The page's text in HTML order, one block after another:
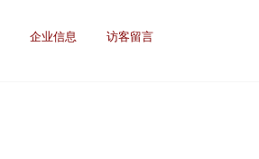
企业信息 访客留言